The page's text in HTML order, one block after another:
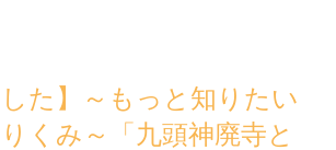
した】～もっと知りたい
くみ～「九頭神廃寺と